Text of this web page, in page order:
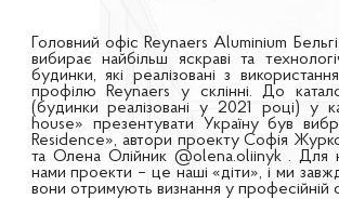
Головний офіс Reynaers Aluminium
вибирає найбільш яскраві та
будинки, які реалізовані з
профілю Reynaers у склінні. До
(будинки реалізовані у 2021 році) у
house» презентувати Україну був
Residence», автори проекту Софія
та Олена Олійник @olena.oliinyk . Для
нами проекти – це наші «діти», і ми
вони отримують визнання у професійній